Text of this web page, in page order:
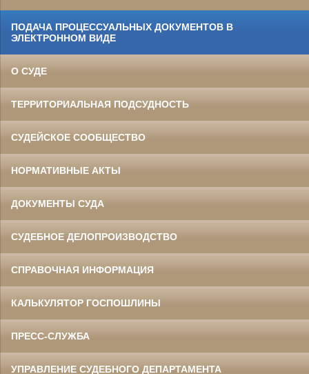
ПОДАЧА ПРОЦЕССУАЛЬНЫХ ДОКУМЕНТОВ В
ЭЛЕКТРОННОМ ВИДЕ
О СУДЕ
ТЕРРИТОРИАЛЬНАЯ ПОДСУДНОСТЬ
СУДЕЙСКОЕ СООБЩЕСТВО
НОРМАТИВНЫЕ АКТЫ
ДОКУМЕНТЫ СУДА
СУДЕБНОЕ ДЕЛОПРОИЗВОДСТВО
СПРАВОЧНАЯ ИНФОРМАЦИЯ
КАЛЬКУЛЯТОР ГОСПОШЛИНЫ
ПРЕСС-СЛУЖБА
УПРАВЛЕНИЕ СУДЕБНОГО ДЕПАРТАМЕНТА